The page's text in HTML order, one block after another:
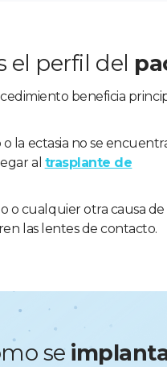
el perfil del
beneficia
la ectasia no se
al trasplante de
o cualquier otra causa de
las lentes de contacto.
se